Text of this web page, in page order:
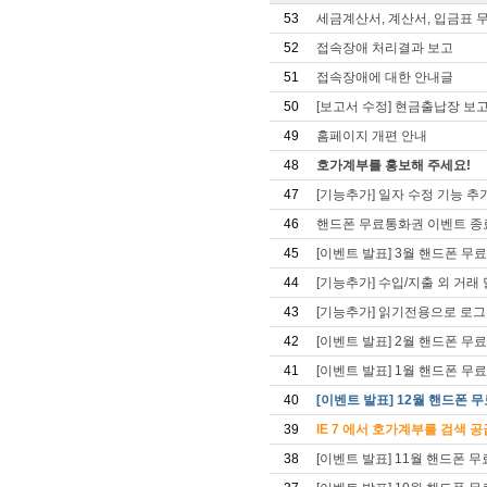
53
세금계산서, 계산서, 입금표
52
접속장애 처리결과 보고
51
접속장애에 대한 안내글
50
[보고서 수정] 현금출납장 보
49
홈페이지 개편 안내
48
호가계부를 홍보해 주세요!
47
[기능추가] 일자 수정 기능 추
46
핸드폰 무료통화권 이벤트 종
45
[이벤트 발표] 3월 핸드폰 무
44
[기능추가] 수입/지출 외 거래
43
[기능추가] 읽기전용으로 로
42
[이벤트 발표] 2월 핸드폰 무
41
[이벤트 발표] 1월 핸드폰 무
40
[이벤트 발표] 12월 핸드폰
39
IE 7 에서 호가계부를 검색 공
38
[이벤트 발표] 11월 핸드폰